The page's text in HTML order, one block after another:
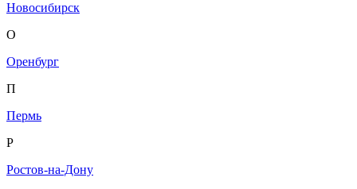
Новосибирск
О
Оренбург
П
Пермь
Р
Ростов-на-Дону